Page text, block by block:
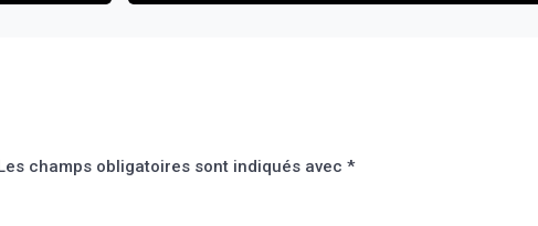
champs obligatoires sont indiqués avec *